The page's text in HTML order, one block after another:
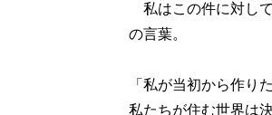
私はこの件に対し
の言葉。
「私が当初から作り
私たちが住む世界は